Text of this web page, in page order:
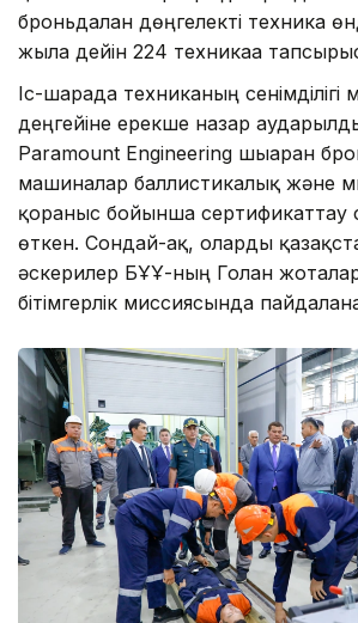
броньдалған дөңгелекті техника
жылға дейін 224 техникаға
Іс-шарада техниканың сенімділігі
деңгейіне ерекше назар
Paramount Engineering шығарған
машиналар баллистикалық және
қорғаныс бойынша
өткен. Сондай-ақ, оларды
әскерилер БҰҰ-ның Голан
бітімгерлік миссиясында